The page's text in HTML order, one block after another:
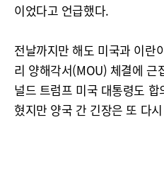
이었다고 언급했다.
전날까지만 해도 미국과 이란
리 양해각서(MOU) 체결에 근
널드 트럼프 미국 대통령도
혔지만 양국 간 긴장은 또 다